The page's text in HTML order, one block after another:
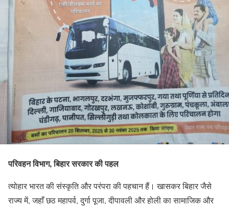
परिवहन विभाग, बिहार सरकार की पहल
त्योहार भारत की संस्कृति और परंपरा की पहचान हैं। खासकर बिहार जैसे
राज्य में, जहाँ छठ महापर्व, दुर्गा पूजा, दीपावली और होली का सामाजिक और